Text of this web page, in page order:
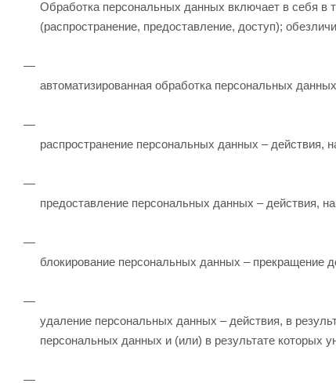
Обработка персональных данных включает в себя в
(распространение, предоставление, доступ);
автоматизированная обработка персональных
распространение персональных данных – действия,
предоставление персональных данных – действия,
блокирование персональных данных – прекращение
удаление персональных данных – действия, в
персональных данных и (или) в результате которых